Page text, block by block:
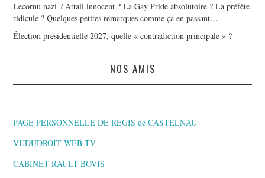
Lecornu nazi ? Attali innocent ? La Gay Pride absolutoire ? La préfète
ridicule ? Quelques petites remarques comme ça en passant…
Élection présidentielle 2027, quelle « contradiction principale » ?
NOS AMIS
PAGE PERSONNELLE DE REGIS de CASTELNAU
VUDUDROIT WEB TV
CABINET RAULT BOVIS